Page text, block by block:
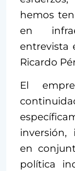
hemos
en
entrevista
Ricardo
El
inversión,
en
política